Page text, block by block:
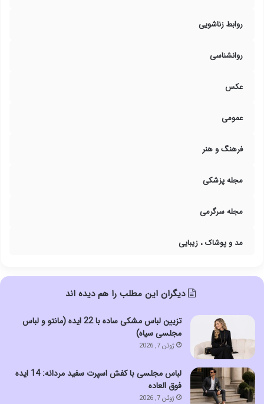
روابط زناشویی
روانشناسی
عکس
عمومی
فرهنگ و هنر
مجله پزشکی
مجله سرگرمی
مد و پوشاک ، زیبایی
دیگران این مطلب را هم دیده اند
تزیین لباس مشکی ساده با 22 ایده (مانتو و لباس
مجلسی سیاه)
ژوئن 7, 2026
لباس مجلسی با کفش اسپرت سفید مردانه: 14 ایده
فوق العاده
ژوئن 7, 2026